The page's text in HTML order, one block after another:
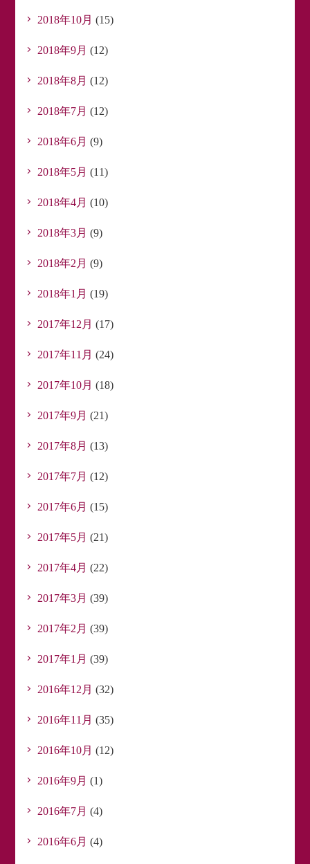
2018年10月 (15)
2018年9月 (12)
2018年8月 (12)
2018年7月 (12)
2018年6月 (9)
2018年5月 (11)
2018年4月 (10)
2018年3月 (9)
2018年2月 (9)
2018年1月 (19)
2017年12月 (17)
2017年11月 (24)
2017年10月 (18)
2017年9月 (21)
2017年8月 (13)
2017年7月 (12)
2017年6月 (15)
2017年5月 (21)
2017年4月 (22)
2017年3月 (39)
2017年2月 (39)
2017年1月 (39)
2016年12月 (32)
2016年11月 (35)
2016年10月 (12)
2016年9月 (1)
2016年7月 (4)
2016年6月 (4)